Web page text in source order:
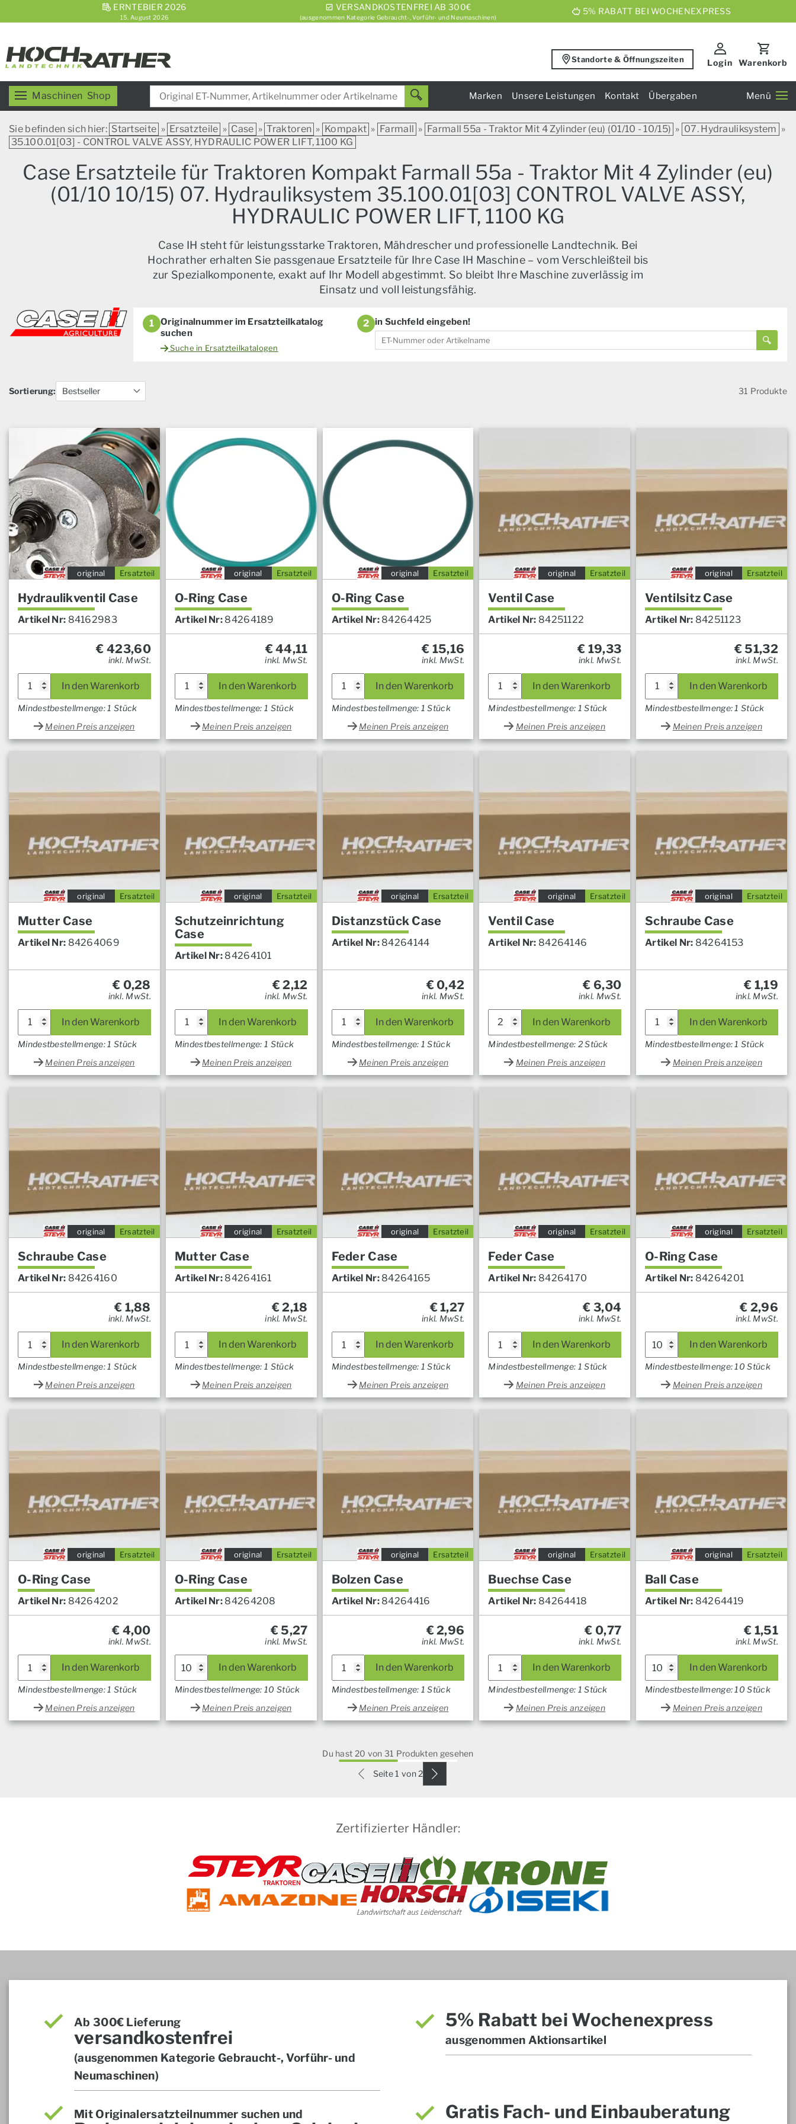
ERNTEBIER 2026
15. August 2026
VERSANDKOSTENFREI AB 300€
(ausgenommen Kategorie Gebraucht-, Vorführ- und Neumaschinen)
5% RABATT BEI WOCHENEXPRESS
Standorte & Öffnungszeiten Login Warenkorb
Maschinen Shop Marken Unsere Leistungen Kontakt Übergaben Menü
Sie befinden sich hier: Startseite » Ersatzteile » Case » Traktoren » Kompakt » Farmall » Farmall 55a - Traktor Mit 4 Zylinder (eu) (01/10 - 10/15) » 07. Hydrauliksystem »
35.100.01[03] - CONTROL VALVE ASSY, HYDRAULIC POWER LIFT, 1100 KG
Case Ersatzteile für Traktoren Kompakt Farmall 55a - Traktor Mit 4 Zylinder (eu)
(01/10 10/15) 07. Hydrauliksystem 35.100.01[03] CONTROL VALVE ASSY,
HYDRAULIC POWER LIFT, 1100 KG
Case IH steht für leistungsstarke Traktoren, Mähdrescher und professionelle Landtechnik. Bei
Hochrather erhalten Sie passgenaue Ersatzteile für Ihre Case IH Maschine – vom Verschleißteil bis
zur Spezialkomponente, exakt auf Ihr Modell abgestimmt. So bleibt Ihre Maschine zuverlässig im
Einsatz und voll leistungsfähig.
1
Originalnummer im Ersatzteilkatalog
suchen
Suche in Ersatzteilkatalogen
2 in Suchfeld eingeben!
Sortierung: 31 Produkte
Ersatzteil
original
Hydraulikventil Case
Artikel Nr: 84162983
€ 423,60
inkl. MwSt.
In den Warenkorb
Mindestbestellmenge: 1 Stück
Meinen Preis anzeigen
Ersatzteil
original
O-Ring Case
Artikel Nr: 84264189
€44,11
inkl. MwSt.
In den Warenkorb
Mindestbestellmenge: 1 Stück
Meinen Preis anzeigen
Ersatzteil
original
O-Ring Case
Artikel Nr: 84264425
€ 15,16
inkl. MwSt.
In den Warenkorb
Mindestbestellmenge: 1 Stück
Meinen Preis anzeigen
Ersatzteil
original
Ventil Case
Artikel Nr: 84251122
€ 19,33
inkl. MwSt.
In den Warenkorb
Mindestbestellmenge: 1 Stück
Meinen Preis anzeigen
Ersatzteil
original
Ventilsitz Case
Artikel Nr: 84251123
€51,32
inkl. MwSt.
In den Warenkorb
Mindestbestellmenge: 1 Stück
Meinen Preis anzeigen
Ersatzteil
original
Mutter Case
Artikel Nr: 84264069
€ 0,28
inkl. MwSt.
In den Warenkorb
Mindestbestellmenge: 1 Stück
Meinen Preis anzeigen
Ersatzteil
original
Schutzeinrichtung
Case
Artikel Nr: 84264101
€2,12
inkl. MwSt.
In den Warenkorb
Mindestbestellmenge: 1 Stück
Meinen Preis anzeigen
Ersatzteil
original
Distanzstück Case
Artikel Nr: 84264144
€0,42
inkl. MwSt.
In den Warenkorb
Mindestbestellmenge: 1 Stück
Meinen Preis anzeigen
Ersatzteil
original
Ventil Case
Artikel Nr: 84264146
€ 6,30
inkl. MwSt.
In den Warenkorb
Mindestbestellmenge: 2 Stück
Meinen Preis anzeigen
Ersatzteil
original
Schraube Case
Artikel Nr: 84264153
€ 1,19
inkl. MwSt.
In den Warenkorb
Mindestbestellmenge: 1 Stück
Meinen Preis anzeigen
Ersatzteil
original
Schraube Case
Artikel Nr: 84264160
€ 1,88
inkl. MwSt.
In den Warenkorb
Mindestbestellmenge: 1 Stück
Meinen Preis anzeigen
Ersatzteil
original
Mutter Case
Artikel Nr: 84264161
€2,18
inkl. MwSt.
In den Warenkorb
Mindestbestellmenge: 1 Stück
Meinen Preis anzeigen
Ersatzteil
original
Feder Case
Artikel Nr: 84264165
€1,27
inkl. MwSt.
In den Warenkorb
Mindestbestellmenge: 1 Stück
Meinen Preis anzeigen
Ersatzteil
original
Feder Case
Artikel Nr: 84264170
€ 3,04
inkl. MwSt.
In den Warenkorb
Mindestbestellmenge: 1 Stück
Meinen Preis anzeigen
Ersatzteil
original
O-Ring Case
Artikel Nr: 84264201
€ 2,96
inkl. MwSt.
In den Warenkorb
Mindestbestellmenge: 10 Stück
Meinen Preis anzeigen
Ersatzteil
original
O-Ring Case
Artikel Nr: 84264202
€ 4,00
inkl. MwSt.
In den Warenkorb
Mindestbestellmenge: 1 Stück
Meinen Preis anzeigen
Ersatzteil
original
O-Ring Case
Artikel Nr: 84264208
€5,27
inkl. MwSt.
In den Warenkorb
Mindestbestellmenge: 10 Stück
Meinen Preis anzeigen
Ersatzteil
original
Bolzen Case
Artikel Nr: 84264416
€2,96
inkl. MwSt.
In den Warenkorb
Mindestbestellmenge: 1 Stück
Meinen Preis anzeigen
Ersatzteil
original
Buechse Case
Artikel Nr: 84264418
€ 0,77
inkl. MwSt.
In den Warenkorb
Mindestbestellmenge: 1 Stück
Meinen Preis anzeigen
Ersatzteil
original
Ball Case
Artikel Nr: 84264419
€ 1,51
inkl. MwSt.
In den Warenkorb
Mindestbestellmenge: 10 Stück
Meinen Preis anzeigen
Du hast 20 von 31 Produkten gesehen
Seite 1 von 2
Zertifizierter Händler:
Ab 300€ Lieferung
versandkostenfrei
(ausgenommen Kategorie Gebraucht-, Vorführ- und
Neumaschinen)
5% Rabatt bei Wochenexpress
ausgenommen Aktionsartikel
Mit Originalersatzteilnummer suchen und Gratis Fach- und Einbauberatung